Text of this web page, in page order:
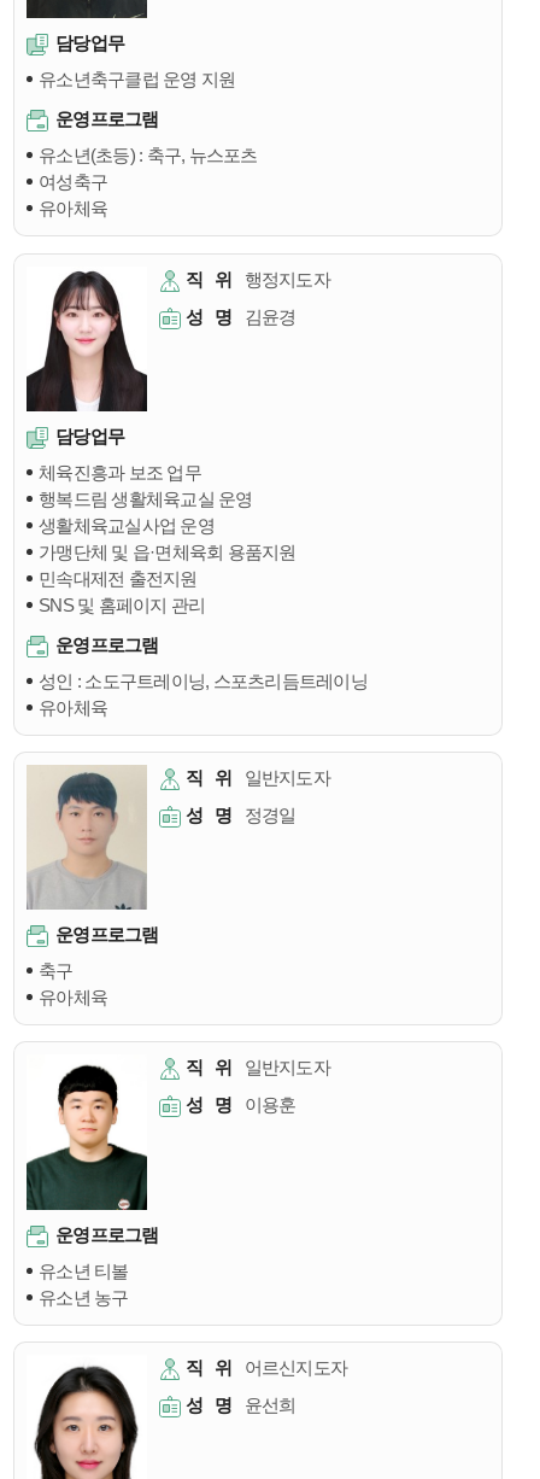
담당업무
유소년축구클럽 운영 지원
운영프로그램
유소년(초등) : 축구, 뉴스포츠
여성축구
유아체육
직 위
행정지도자
성
명 김윤경
담당업무
체육진흥과 보조 업무
행복드림 생활체육교실 운영
생활체육교실사업 운영
가맹단체 및 읍·면체육회 용품지원
민속대제전 출전지원
SNS 및 홈페이지 관리
운영프로그램
성인 : 소도구트레이닝, 스포츠리듬트레이닝
유아체육
직 위
일반지도자
성
명 정경일
운영프로그램
축구
유아체육
직 위
일반지도자
성
명 이용훈
운영프로그램
유소년 티볼
유소년 농구
직 위
어르신지도자
성
명 윤선희